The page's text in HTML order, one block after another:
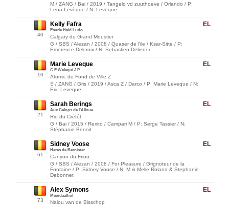
M / ZANG / Bai / 2019 / Tangelo vd zuuthoeve / Orlando / P:
Lena Levèque / N: Leveque
40
EL
Kelly Fafra
Ecurie Haid Ludo
Calgary du Grand Moustier
G / SBS / Alezan / 2008 / Quaser de l'ile / Ksar-Sitte / P:
Emerence Delcroix / N: Sebastien Deliener
10
EL
Marie Leveque
C.E Welequi J.P
Atomic de Fond de Ville Z
S / ZANG / Gris / 2019 / Asca Z / Darco / P: Marie Leveque / N:
Eric Leveque
21
EL
Sarah Berings
Aux Galops de l'Alloue
Rio du Crétêt
G / Bai / 2015 / Rexito / Campari M / P: Serge Tassier / N:
Stéphanie Benoit
61
EL
Sidney Voose
Haras de Bernister
Canyon du Friou
G / SBS / Alezan / 2008 / For Pleasure / Grignoteur de la
Fontaine / P: Sidney Voose / N: M & Melle Roland & Stephanie
Debonnet
73
EL
Alex Symons
Meerdaalhof
Nalou van de Bisschop